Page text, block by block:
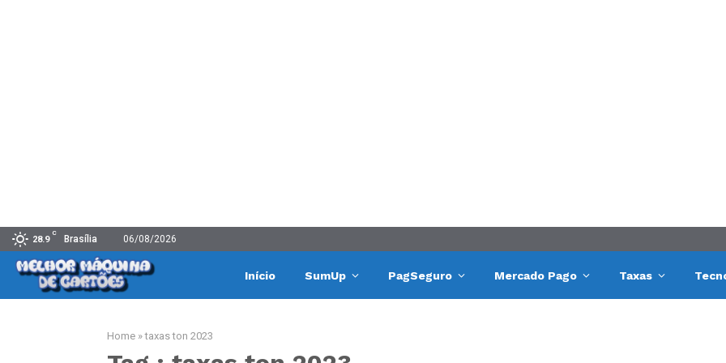
28.9
C
Brasília 06/08/2026
Início SumUp PagSeguro Mercado Pago Taxas
Home »taxas ton 2023